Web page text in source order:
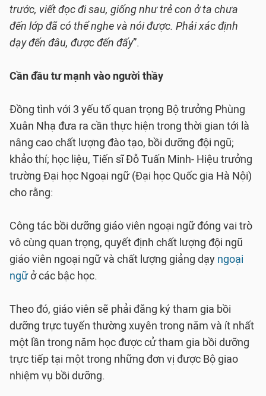
trước, viết đọc đi sau, giống như trẻ con ở ta chưa
đến lớp đã có thể nghe và nói được. Phải xác định
dạy đến đâu, được đến đấy”.
Cần đầu tư mạnh vào người thầy
Đồng tình với 3 yếu tố quan trọng Bộ trưởng Phùng
Xuân Nhạ đưa ra cần thực hiện trong thời gian tới là
nâng cao chất lượng đào tạo, bồi dưỡng đội ngũ;
khảo thí; học liệu, Tiến sĩ Đỗ Tuấn Minh- Hiệu trưởng
trường Đại học Ngoại ngữ (Đại học Quốc gia Hà Nội)
cho rằng:
Công tác bồi dưỡng giáo viên ngoại ngữ đóng vai trò
vô cùng quan trọng, quyết định chất lượng đội ngũ
giáo viên ngoại ngữ và chất lượng giảng dạy ngoại
ngữở các bậc học.
Theo đó, giáo viên sẽ phải đăng ký tham gia bồi
dưỡng trực tuyến thường xuyên trong năm và ít nhất
một lần trong năm học được cử tham gia bồi dưỡng
trực tiếp tại một trong những đơn vị được Bộ giao
nhiệm vụ bồi dưỡng.